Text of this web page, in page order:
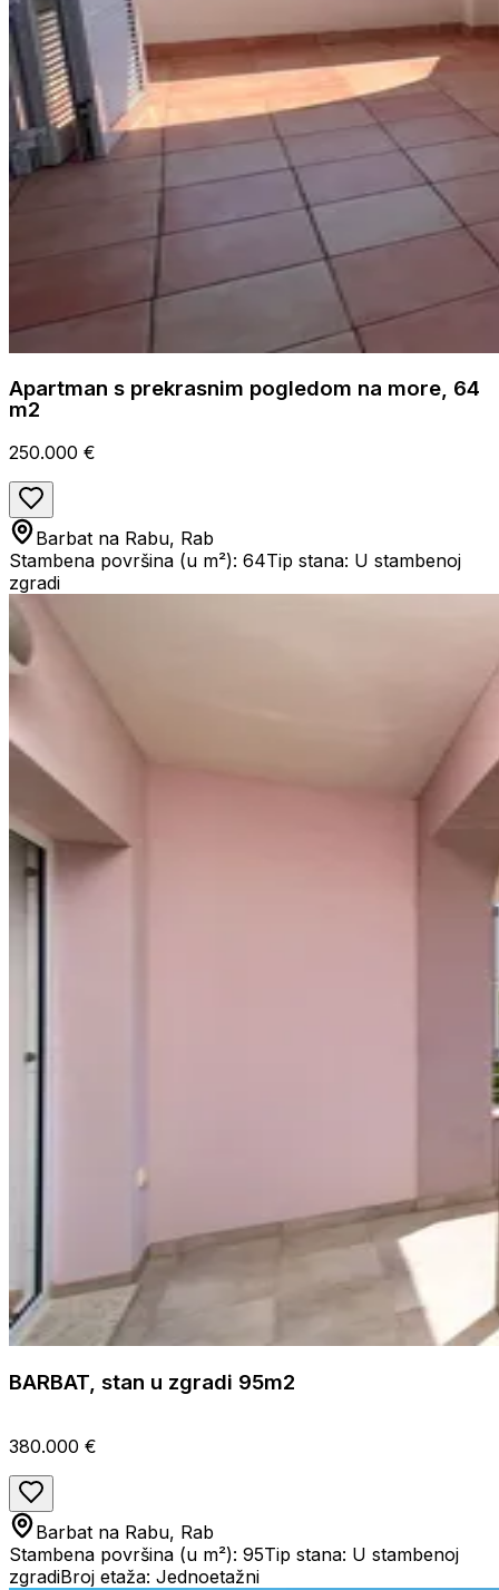
Apartman s prekrasnim pogledom na more, 64
m2
250.000 €
Barbat na Rabu, Rab
Stambena površina (u m²): 64Tip stana: U stambenoj
zgradi
BARBAT, stan u zgradi 95m2
380.000 €
Barbat na Rabu, Rab
Stambena površina (u m²): 95Tip stana: U stambenoj
zgradiBroj etaža: Jednoetažni